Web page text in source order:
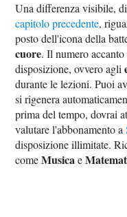
Una differenza visibile,
capitolo precedente,
posto dell'icona della
cuore. Il numero
disposizione, ovvero agli
durante le lezioni. Puoi
si rigenera
prima del tempo, dovrai
valutare l'abbonamento a
disposizione illimitate.
comeMusicae